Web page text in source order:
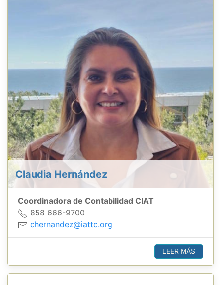
Claudia Hernández
Coordinadora de Contabilidad CIAT
858 666-9700
chernandez@iattc.org
LEER MÁS